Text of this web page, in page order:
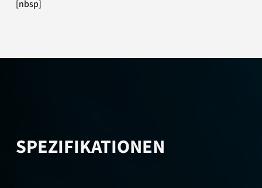
[nbsp]
SPEZIFIKATIONEN